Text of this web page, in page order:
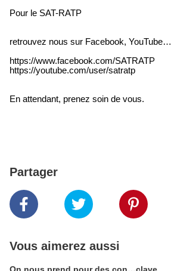
Pour le SAT-RATP
retrouvez nous sur Facebook, YouTube…
https://www.facebook.com/SATRATP
https://youtube.com/user/satratp
En attendant, prenez soin de vous.
Partager
Vous aimerez aussi